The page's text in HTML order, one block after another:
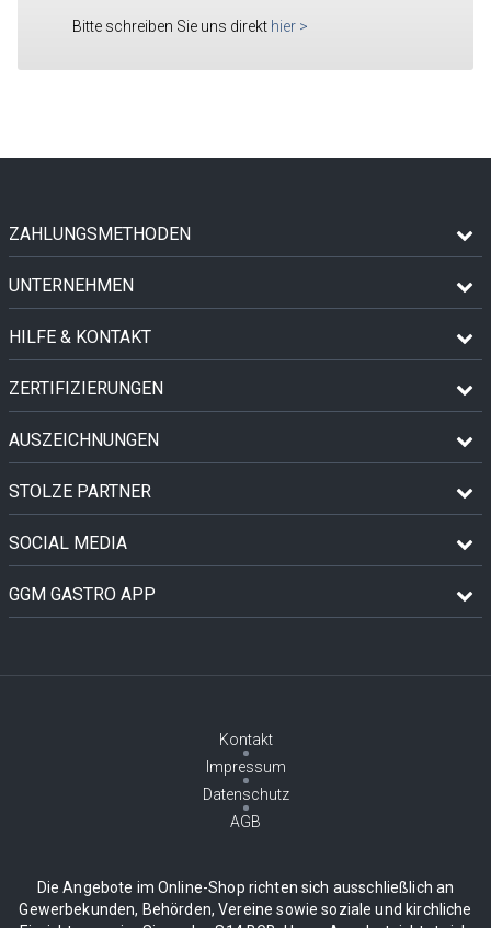
Bitte schreiben Sie uns direkt hier >
ZAHLUNGSMETHODEN
UNTERNEHMEN
HILFE & KONTAKT
ZERTIFIZIERUNGEN
AUSZEICHNUNGEN
STOLZE PARTNER
SOCIAL MEDIA
GGM GASTRO APP
Kontakt
Impressum
Datenschutz
AGB
Die Angebote im Online-Shop richten sich ausschließlich an
Gewerbekunden, Behörden, Vereine sowie soziale und kirchliche